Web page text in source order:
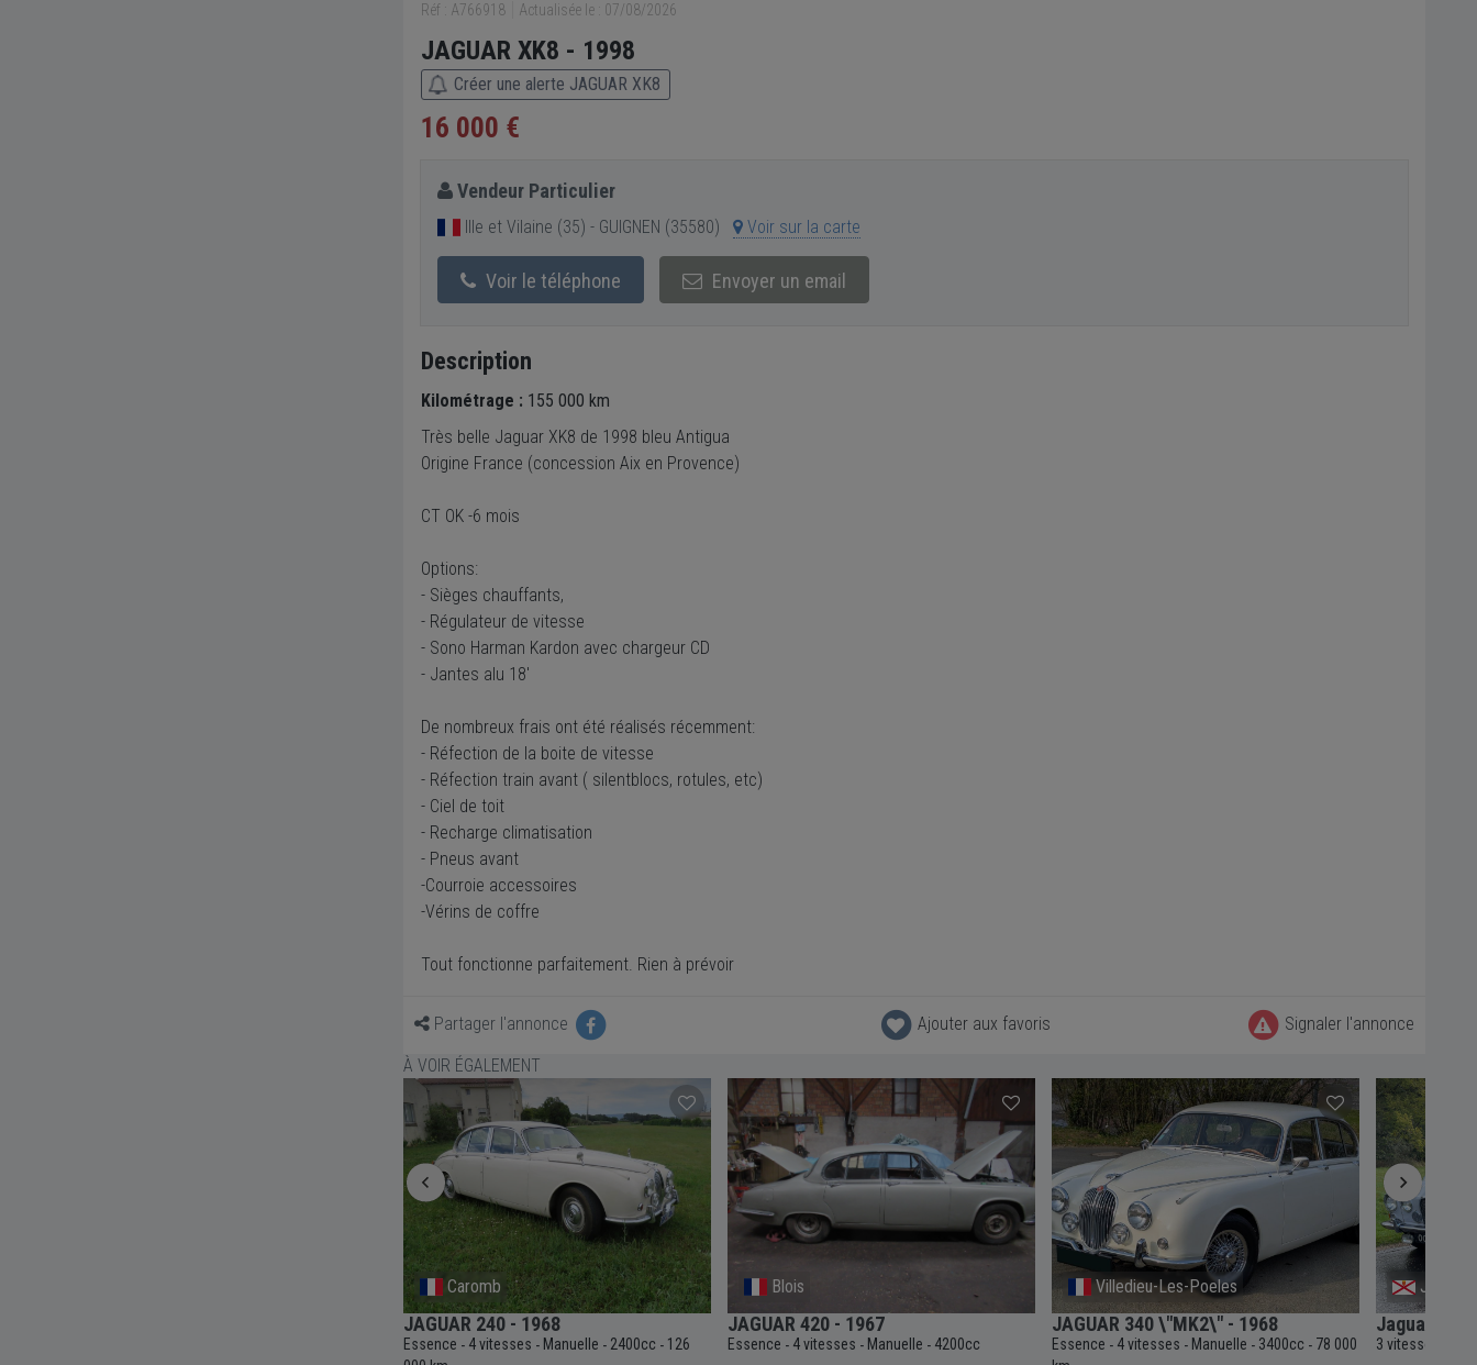
Réf : A766918 Actualisée le : 07/08/2026
JAGUAR XK8 - 1998
Créer une alerte JAGUAR XK8
16 000 €
Vendeur Particulier
Ille et Vilaine (35) - GUIGNEN (35580) Voir sur la carte
Voir le téléphone Envoyer un email
Description
Kilométrage : 155 000 km
Très belle Jaguar XK8 de 1998 bleu Antigua
Origine France (concession Aix en Provence)
CT OK -6 mois
Options:
- Sièges chauffants,
- Régulateur de vitesse
- Sono Harman Kardon avec chargeur CD
- Jantes alu 18'
De nombreux frais ont été réalisés récemment:
- Réfection de la boite de vitesse
- Réfection train avant ( silentblocs, rotules, etc)
- Ciel de toit
- Recharge climatisation
- Pneus avant
-Courroie accessoires
-Vérins de coffre
Tout fonctionne parfaitement. Rien à prévoir
Partager l'annonce Ajouter aux favoris
Signaler l'annonce
À VOIR ÉGALEMENT
Caromb
JAGUAR 240 - 1968
Essence - 4 vitesses - Manuelle - 2400cc - 126
Blois
JAGUAR 420 - 1967
Essence - 4 vitesses - Manuelle - 4200cc
Villedieu-Les-Poeles
JAGUAR 340 \"MK2\" - 1968
Essence - 4 vitesses - Manuelle - 3400cc - 78 000
Jersey
Jaguar 420G
3 vitesses